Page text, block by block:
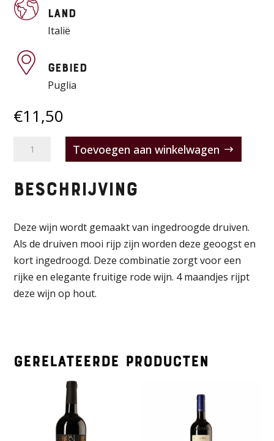
Land
Italië
Gebied
Puglia
€11,50
Colle
Puglia
Appassimento
aantal
Toevoegen aan winkelwagen
Beschrijving
Deze wijn wordt gemaakt van ingedroogde druiven.
Als de druiven mooi rijp zijn worden deze geoogst en
kort ingedroogd. Deze combinatie zorgt voor een
rijke en elegante fruitige rode wijn. 4 maandjes rijpt
deze wijn op hout.
Gerelateerde producten